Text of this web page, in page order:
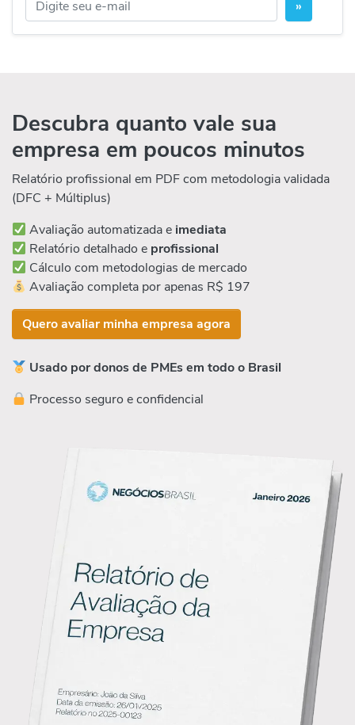
»
Descubra quanto vale sua
empresa em poucos minutos
Relatório profissional em PDF com metodologia validada
(DFC + Múltiplus)
Avaliação automatizada e imediata
Relatório detalhado e profissional
Cálculo com metodologias de mercado
Avaliação completa por apenas R$ 197
Quero avaliar minha empresa agora
Usado por donos de PMEs em todo o Brasil
Processo seguro e confidencial